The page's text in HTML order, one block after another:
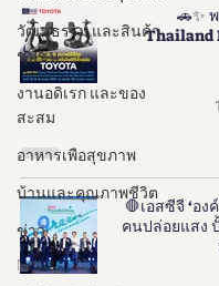
วัฒนธรรม และสินค้า
ชุมชน
งานอดิเรก และของ
สะสม
อาหารเพือสุขภาพ
บ้านและคุณภาพชีวิต
ข่าว
News
🚗✨
Thailand
🛑เอสซีจี ‘อง
คนปล่อยแสง